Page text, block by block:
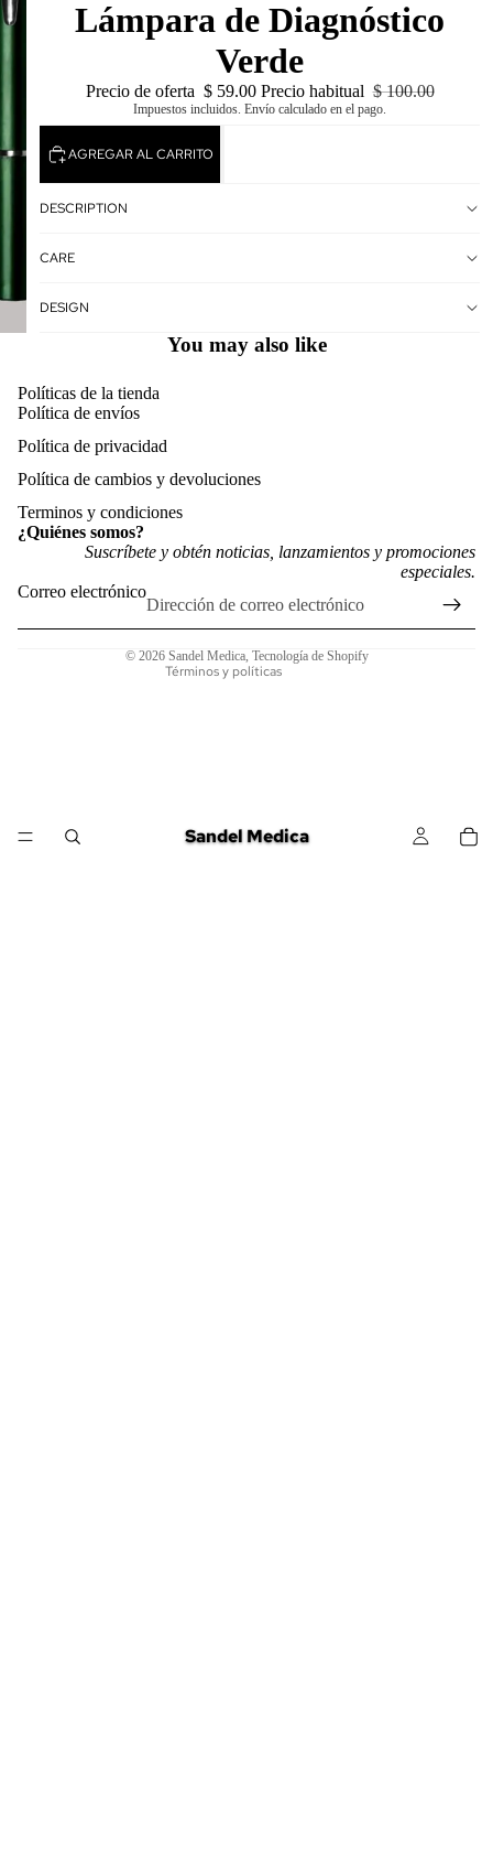
Sandel Medica
Lámpara de Diagnóstico
Verde
Precio de oferta $ 59.00 Precio habitual $ 100.00
Impuestos incluidos. Envío calculado en el pago.
AGREGAR AL CARRITO
DESCRIPTION
CARE
DESIGN
You may also like
Políticas de la tienda
Política de envíos
Política de privacidad
Política de cambios y devoluciones
Terminos y condiciones
¿Quiénes somos?
Suscríbete y obtén noticias, lanzamientos y promociones
especiales.
Correo electrónico
© 2026 Sandel Medica, Tecnología de Shopify
Términos y políticas
Política de reembolso
Política de privacidad
Política de envío
Información de contacto